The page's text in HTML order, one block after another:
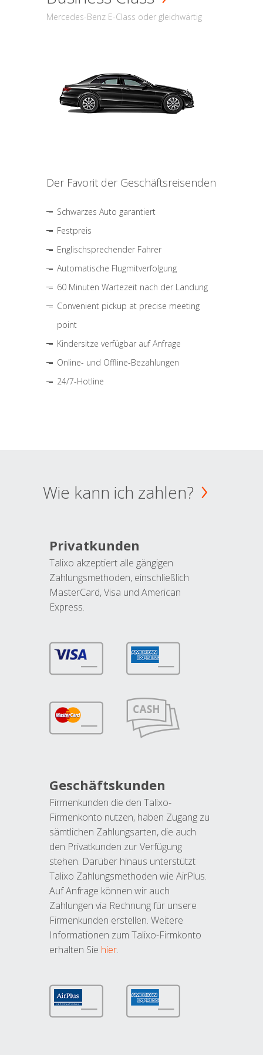
Mercedes-Benz E-Class oder gleichwärtig
Der Favorit der Geschäftsreisenden
Schwarzes Auto garantiert
Festpreis
Englischsprechender Fahrer
Automatische Flugmitverfolgung
60 Minuten Wartezeit nach der Landung
Convenient pickup at precise meeting
point
Kindersitze verfügbar auf Anfrage
Online- und Offline-Bezahlungen
24/7-Hotline
Wie kann ich zahlen?
Privatkunden
Talixo akzeptiert alle gängigen
Zahlungsmethoden, einschließlich
MasterCard, Visa und American
Express.
Geschäftskunden
Firmenkunden die den Talixo-
Firmenkonto nutzen, haben Zugang zu
sämtlichen Zahlungsarten, die auch
den Privatkunden zur Verfügung
stehen. Darüber hinaus unterstützt
Talixo Zahlungsmethoden wie AirPlus.
Auf Anfrage können wir auch
Zahlungen via Rechnung für unsere
Firmenkunden erstellen. Weitere
Informationen zum Talixo-Firmkonto
erhalten Sie hier.